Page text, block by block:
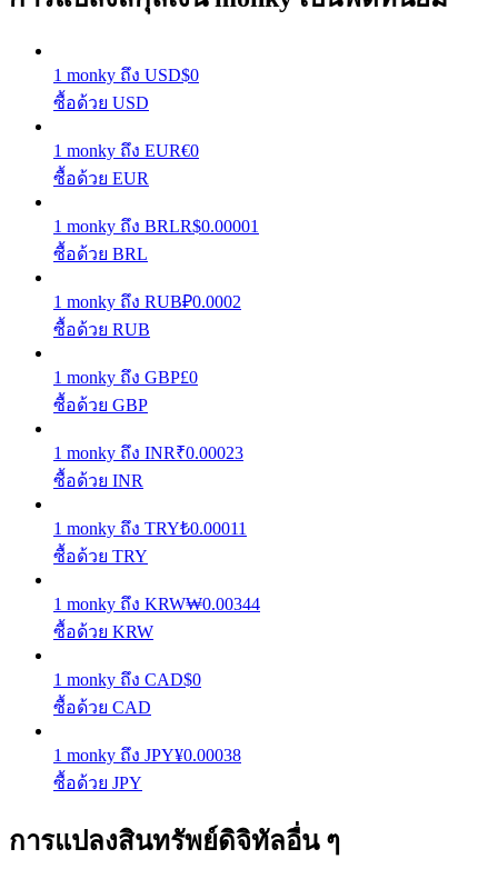
ผลตอบแทนสูงและเข้าถึงได้ทันที
Launchpool
การเซ้งแบบยืดหยุ่นเพื่อรับโทเคนยอดนิยม
การล็อค BTR
1 monky ถึง USD$0
ซื้อด้วย USD
1 monky ถึง EUR€0
ซื้อด้วย EUR
1 monky ถึง BRLR$0.00001
ซื้อด้วย BRL
1 monky ถึง RUB₽0.0002
ซื้อด้วย RUB
1 monky ถึง GBP£0
ซื้อด้วย GBP
1 monky ถึง INR₹0.00023
ซื้อด้วย INR
1 monky ถึง TRY₺0.00011
ซื้อด้วย TRY
1 monky ถึง KRW₩0.00344
ซื้อด้วย KRW
1 monky ถึง CAD$0
ซื้อด้วย CAD
1 monky ถึง JPY¥0.00038
ซื้อด้วย JPY
การแปลงสินทรัพย์ดิจิทัลอื่น ๆ